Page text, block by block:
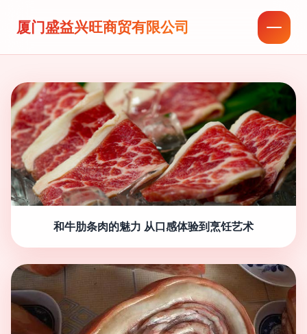
厦门盛益兴旺商贸有限公司
和牛肋条肉的魅力 从口感体验到烹饪艺术